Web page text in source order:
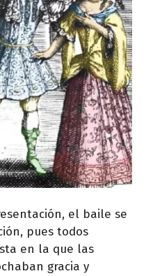
el baile se
pues todos
en la que las
gracia y